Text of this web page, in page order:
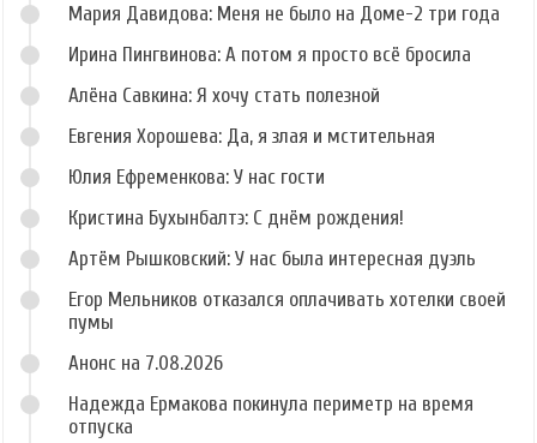
Мария Давидова: Меня не было на Доме-2 три года
Ирина Пингвинова: А потом я просто всё бросила
Алёна Савкина: Я хочу стать полезной
Евгения Хорошева: Да, я злая и мстительная
Юлия Ефременкова: У нас гости
Кристина Бухынбалтэ: С днём рождения!
Артём Рышковский: У нас была интересная дуэль
Егор Мельников отказался оплачивать хотелки своей
пумы
Анонс на 7.08.2026
Надежда Ермакова покинула периметр на время
отпуска